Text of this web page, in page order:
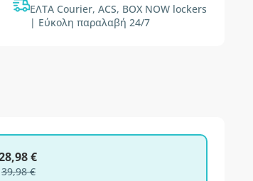
ΕΛΤΑ Courier, ACS, BOX NOW lockers
| Εύκολη παραλαβή 24/7
€
39,98 €